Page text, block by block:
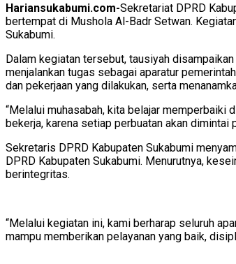
Hariansukabumi.com-Sekretariat DPRD
bertempat di Mushola Al-Badr Setwan.
Sukabumi.
Dalam kegiatan tersebut, tausiyah
menjalankan tugas sebagai aparatur
dan pekerjaan yang dilakukan, serta
“Melalui muhasabah, kita belajar memperbaiki
bekerja, karena setiap perbuatan akan dimintai
Sekretaris DPRD Kabupaten Sukabumi
DPRD Kabupaten Sukabumi. Menurutnya,
berintegritas.
“Melalui kegiatan ini, kami berharap seluruh
mampu memberikan pelayanan yang baik,